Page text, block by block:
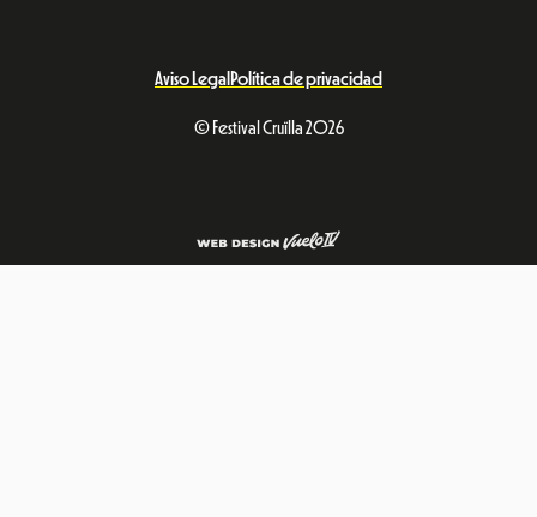
Aviso Legal Política de privacidad
© Festival Cruïlla 2026